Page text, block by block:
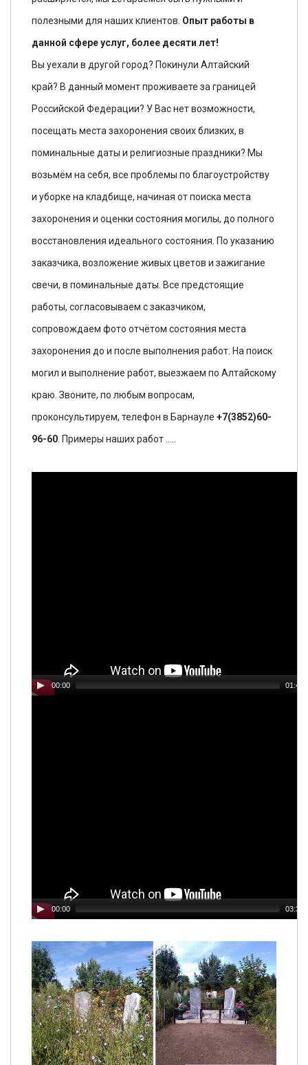
полезными для наших клиентов. Опыт работы в
данной сфере услуг, более десяти лет!
Вы уехали в другой город? Покинули Алтайский
край? В данный момент проживаете за границей
Российской Федерации? У Вас нет возможности,
посещать места захоронения своих близких, в
поминальные даты и религиозные праздники? Мы
возьмём на себя, все проблемы по благоустройству
и уборке на кладбище, начиная от поиска места
захоронения и оценки состояния могилы, до полного
восстановления идеального состояния. По указанию
заказчика, возложение живых цветов и зажигание
свечи, в поминальные даты. Все предстоящие
работы, согласовываем с заказчиком,
сопровождаем фото отчётом состояния места
захоронения до и после выполнения работ. На поиск
могил и выполнение работ, выезжаем по Алтайскому
краю. Звоните, по любым вопросам,
проконсультируем, телефон в Барнауле +7(3852)60-
96-60 . Примеры наших работ .....
00:00 01:44
00:00 03:33